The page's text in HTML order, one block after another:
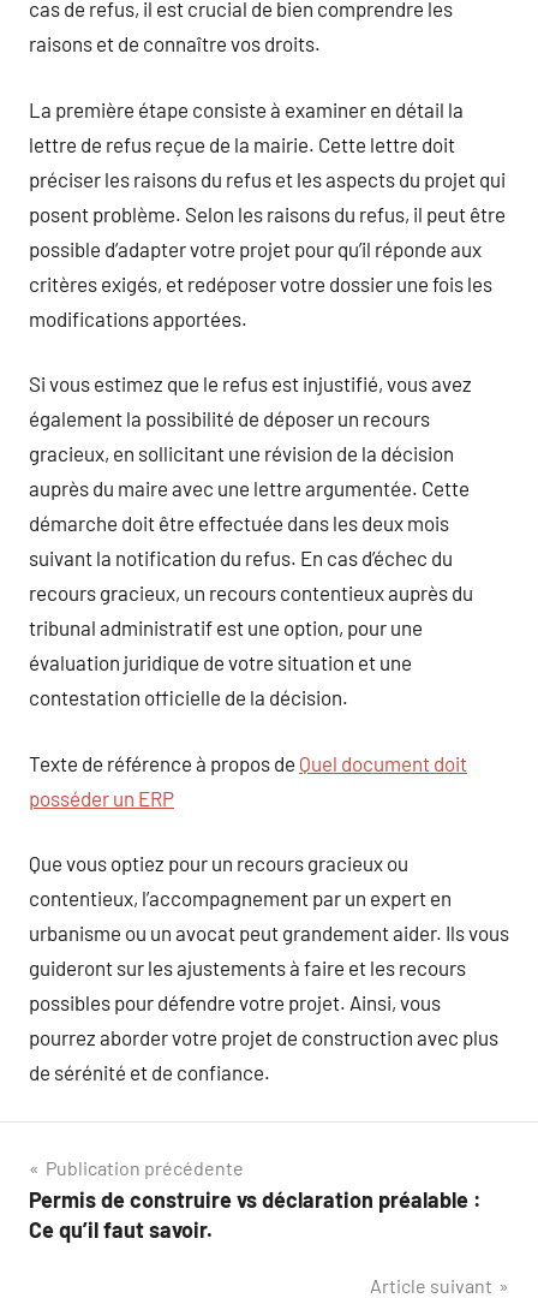
cas de refus, il est crucial de bien comprendre les
raisons et de connaître vos droits.
La première étape consiste à examiner en détail la
lettre de refus reçue de la mairie. Cette lettre doit
préciser les raisons du refus et les aspects du projet qui
posent problème. Selon les raisons du refus, il peut être
possible d’adapter votre projet pour qu’il réponde aux
critères exigés, et redéposer votre dossier une fois les
modifications apportées.
Si vous estimez que le refus est injustifié, vous avez
également la possibilité de déposer un recours
gracieux, en sollicitant une révision de la décision
auprès du maire avec une lettre argumentée. Cette
démarche doit être effectuée dans les deux mois
suivant la notification du refus. En cas d’échec du
recours gracieux, un recours contentieux auprès du
tribunal administratif est une option, pour une
évaluation juridique de votre situation et une
contestation officielle de la décision.
Texte de référence à propos de Quel document doit
posséder un ERP
Que vous optiez pour un recours gracieux ou
contentieux, l’accompagnement par un expert en
urbanisme ou un avocat peut grandement aider. Ils vous
guideront sur les ajustements à faire et les recours
possibles pour défendre votre projet. Ainsi, vous
pourrez aborder votre projet de construction avec plus
de sérénité et de confiance.
Navigation
de
Publication précédente
Permis de construire vs déclaration préalable :
Ce qu’il faut savoir.
Article suivant